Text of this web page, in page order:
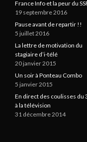
France Info et la peur du
19 septembre 2016
Pause avant de repartir !!
5 juillet 2016
La lettre de motivation du
stagiaire d’i-télé
20 janvier 2015
Un soir à Ponteau Combo
5 janvier 2015
En direct des coulisses du
à la télévision
31 décembre 2014